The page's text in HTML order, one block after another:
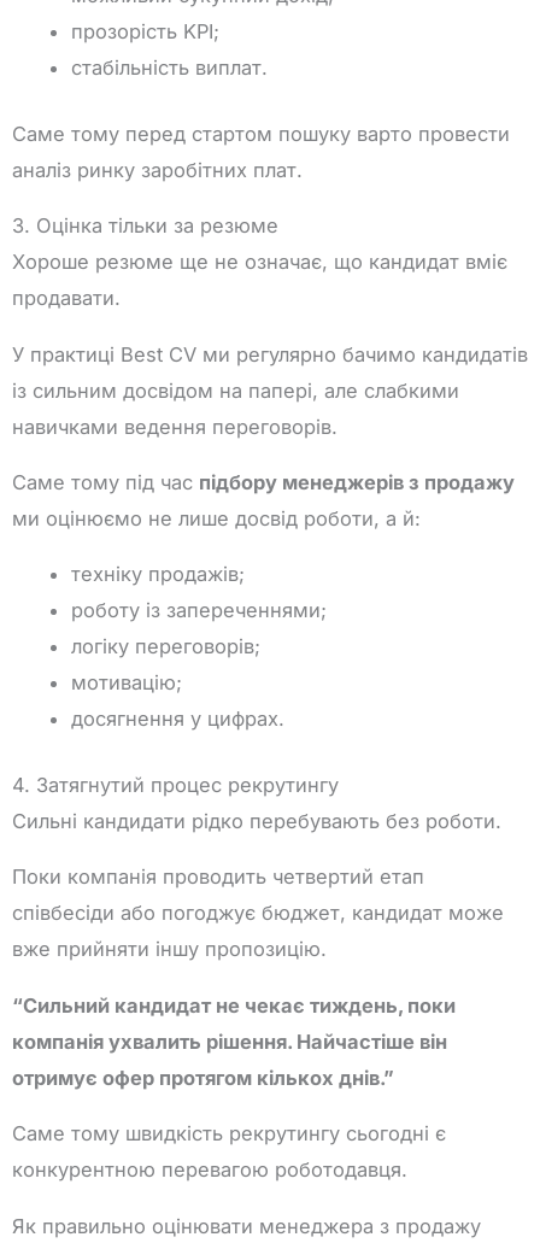
прозорість KPI;
стабільність виплат.
Саме тому перед стартом пошуку варто провести
аналіз ринку заробітних плат.
3. Оцінка тільки за резюме
Хороше резюме ще не означає, що кандидат вміє
продавати.
У практиці Best CV ми регулярно бачимо кандидатів
із сильним досвідом на папері, але слабкими
навичками ведення переговорів.
Саме тому під час підбору менеджерів з продажу
ми оцінюємо не лише досвід роботи, а й:
техніку продажів;
роботу із запереченнями;
логіку переговорів;
мотивацію;
досягнення у цифрах.
4. Затягнутий процес рекрутингу
Сильні кандидати рідко перебувають без роботи.
Поки компанія проводить четвертий етап
співбесіди або погоджує бюджет, кандидат може
вже прийняти іншу пропозицію.
“Сильний кандидат не чекає тиждень, поки
компанія ухвалить рішення. Найчастіше він
отримує офер протягом кількох днів.”
Саме тому швидкість рекрутингу сьогодні є
конкурентною перевагою роботодавця.
Як правильно оцінювати менеджера з продажу